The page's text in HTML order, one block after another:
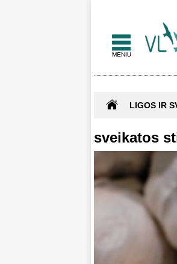
LIGOS IR
sveikatos